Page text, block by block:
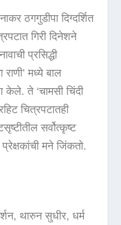
ठगगुडीपा दिग्दर्शित
गिरी दिनेशने
प्रसिद्धी
राणी’ मध्ये बाल
केले. ते ‘चामसी चिंदी
चित्रपटातही
सर्वोत्कृष्ट
मने जिंकतो.
थारुन सुधीर, धर्म